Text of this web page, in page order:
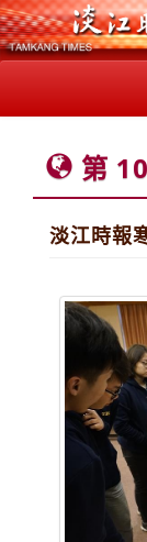
第
淡江時報